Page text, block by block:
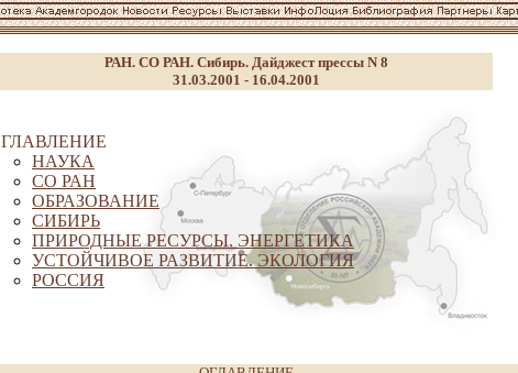
РАН. СО РАН. Сибирь. Дайджест прессы N 8
31.03.2001 - 16.04.2001
НАУКА
СО РАН
ОБРАЗОВАНИЕ
СИБИРЬ
ПРИРОДНЫЕ РЕСУРСЫ. ЭНЕРГЕТИКА
УСТОЙЧИВОЕ РАЗВИТИЕ. ЭКОЛОГИЯ
РОССИЯ